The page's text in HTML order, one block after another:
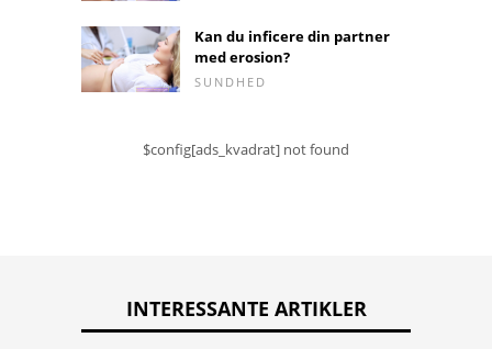
Kan du inficere din partner
med erosion?
SUNDHED
$config[ads_kvadrat] not found
INTERESSANTE ARTIKLER